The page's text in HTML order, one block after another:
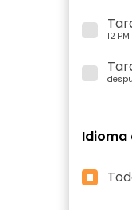
12
Idioma